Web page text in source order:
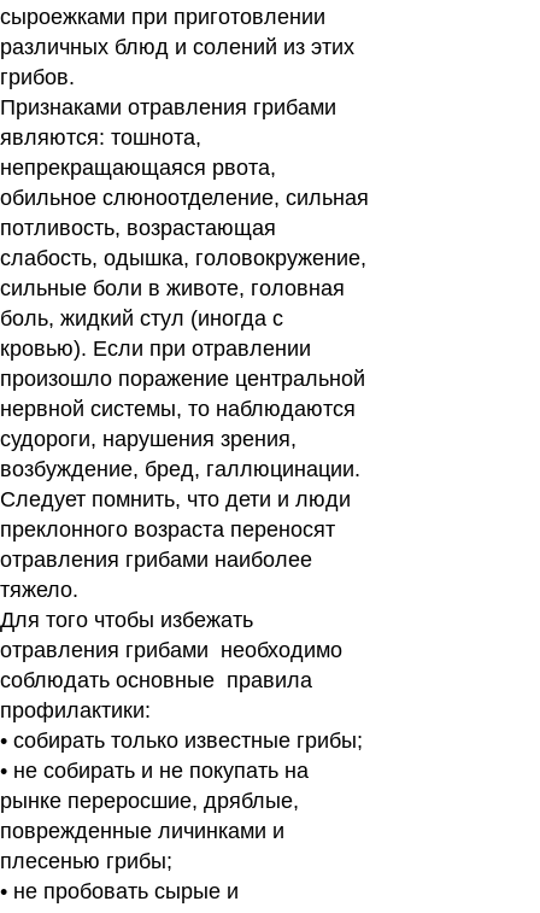
сыроежками при приготовлении
различных блюд и солений из этих
грибов.
Признаками отравления грибами
являются: тошнота,
непрекращающаяся рвота,
обильное слюноотделение, сильная
потливость, возрастающая
слабость, одышка, головокружение,
сильные боли в животе, головная
боль, жидкий стул (иногда с
кровью). Если при отравлении
произошло поражение центральной
нервной системы, то наблюдаются
судороги, нарушения зрения,
возбуждение, бред, галлюцинации.
Следует помнить, что дети и люди
преклонного возраста переносят
отравления грибами наиболее
тяжело.
Для того чтобы избежать
отравления грибами необходимо
соблюдать основные правила
профилактики:
• собирать только известные грибы;
• не собирать и не покупать на
рынке переросшие, дряблые,
поврежденные личинками и
плесенью грибы;
• не пробовать сырые и